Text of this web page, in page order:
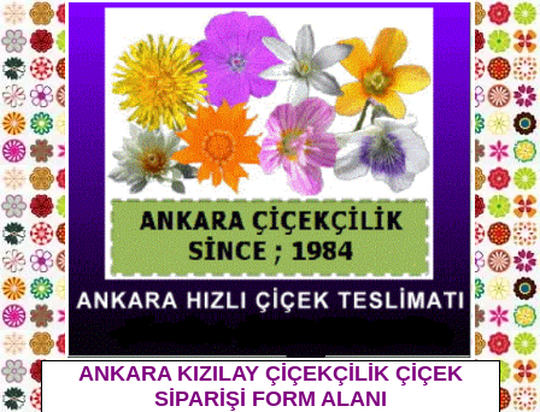
ANKARA KIZILAY ÇİÇEKÇİLİK ÇİÇEK
SİPARİŞİ FORM ALANI